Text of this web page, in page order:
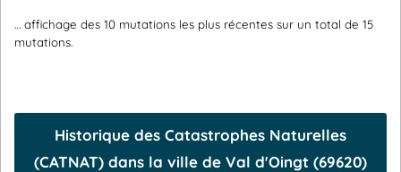
… affichage des 10 mutations les plus récentes sur un total de 15
mutations.
Historique des Catastrophes Naturelles
(CATNAT) dans la ville de Val d'Oingt (69620)